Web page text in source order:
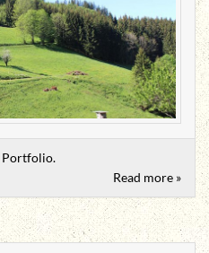
Portfolio.
Read more »